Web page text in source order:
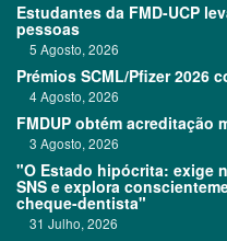
Estudantes da FMD-UCP
pessoas
5 Agosto, 2026
Prémios SCML/Pfizer 2026
4 Agosto, 2026
FMDUP obtém acreditação
3 Agosto, 2026
"O Estado hipócrita: exige
SNS e explora
cheque-dentista"
31 Julho, 2026